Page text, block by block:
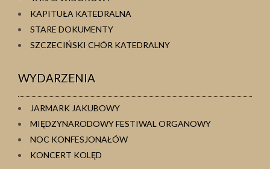
KAPITUŁA KATEDRALNA
STARE DOKUMENTY
SZCZECIŃSKI CHÓR KATEDRALNY
WYDARZENIA
JARMARK JAKUBOWY
MIĘDZYNARODOWY FESTIWAL ORGANOWY
NOC KONFESJONAŁÓW
KONCERT KOLĘD